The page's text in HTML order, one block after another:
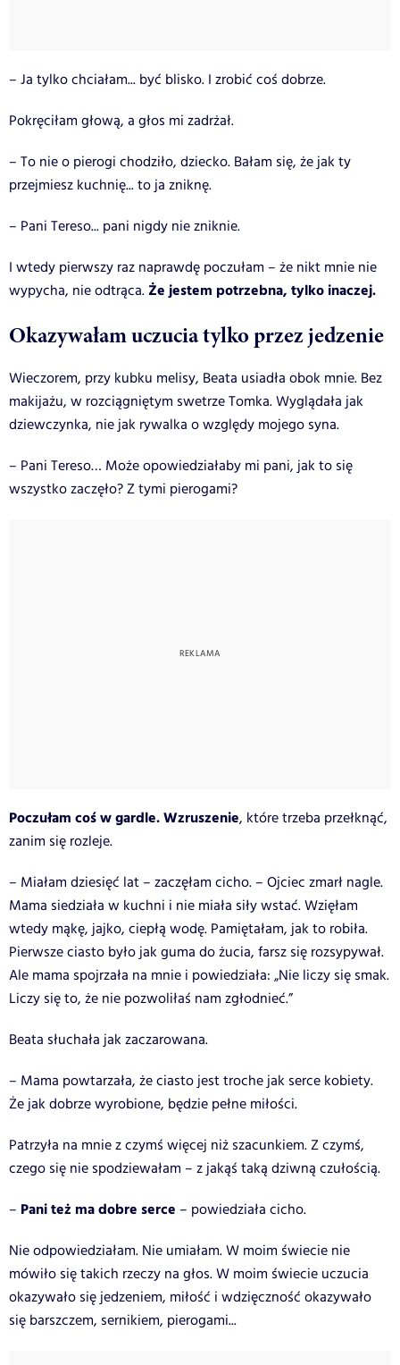
– Ja tylko chciałam... być blisko. I zrobić coś dobrze.
Pokręciłam głową, a głos mi zadrżał.
– To nie o pierogi chodziło, dziecko. Bałam się, że jak ty
przejmiesz kuchnię... to ja zniknę.
– Pani Tereso... pani nigdy nie zniknie.
I wtedy pierwszy raz naprawdę poczułam – że nikt mnie nie
wypycha, nie odtrąca. Że jestem potrzebna, tylko inaczej.
Okazywałam uczucia tylko przez jedzenie
Wieczorem, przy kubku melisy, Beata usiadła obok mnie. Bez
makijażu, w rozciągniętym swetrze Tomka. Wyglądała jak
dziewczynka, nie jak rywalka o względy mojego syna.
– Pani Tereso… Może opowiedziałaby mi pani, jak to się
wszystko zaczęło? Z tymi pierogami?
Poczułam coś w gardle. Wzruszenie, które trzeba przełknąć,
zanim się rozleje.
– Miałam dziesięć lat – zaczęłam cicho. – Ojciec zmarł nagle.
Mama siedziała w kuchni i nie miała siły wstać. Wzięłam
wtedy mąkę, jajko, ciepłą wodę. Pamiętałam, jak to robiła.
Pierwsze ciasto było jak guma do żucia, farsz się rozsypywał.
Ale mama spojrzała na mnie i powiedziała: „Nie liczy się smak.
Liczy się to, że nie pozwoliłaś nam zgłodnieć.”
Beata słuchała jak zaczarowana.
– Mama powtarzała, że ciasto jest troche jak serce kobiety.
Że jak dobrze wyrobione, będzie pełne miłości.
Patrzyła na mnie z czymś więcej niż szacunkiem. Z czymś,
czego się nie spodziewałam – z jakąś taką dziwną czułością.
– Pani też ma dobre serce – powiedziała cicho.
Nie odpowiedziałam. Nie umiałam. W moim świecie nie
mówiło się takich rzeczy na głos. W moim świecie uczucia
okazywało się jedzeniem, miłość i wdzięczność okazywało
się barszczem, sernikiem, pierogami...